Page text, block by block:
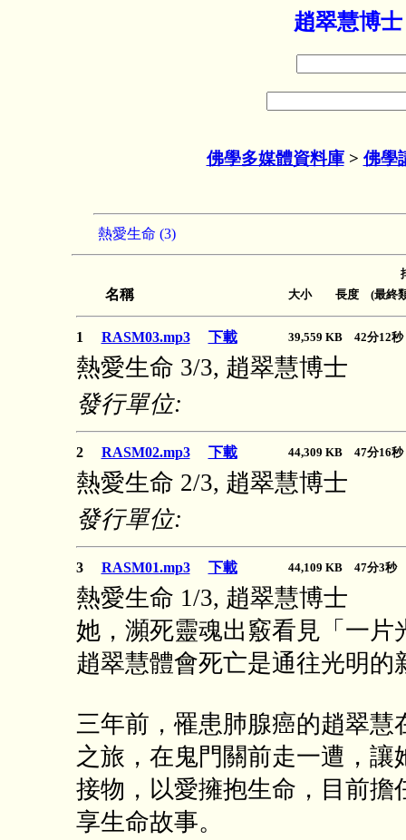
趙翠慧博
佛學多媒體資料庫> 佛學
熱愛生命 (3)
名稱 大小 長度 (最終
1 RASM03.mp3 下載 39,559 KB 42分12
熱愛生命 3/3, 趙翠慧博士
發行單位:
2 RASM02.mp3 下載 44,309 KB 47分16
熱愛生命 2/3, 趙翠慧博士
發行單位:
3 RASM01.mp3 下載 44,109 KB 47分3
熱愛生命 1/3, 趙翠慧博士
她，瀕死靈魂出竅看見「一片
趙翠慧體會死亡是通往光明的
三年前，罹患肺腺癌的趙翠
之旅，在鬼門關前走一遭，
接物，以愛擁抱生命，目前
享生命故事。